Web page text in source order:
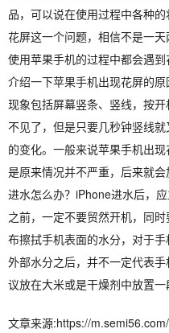
品，可以说在使用过程中各种
花屏这一个问题，相信不是一
使用苹果手机的过程中都会遇
介绍一下苹果手机出现花屏的
现象包括屏幕竖条、竖线，按
不见了，但是只要几秒钟竖线
的变化。一般来说苹果手机出
是原来情况并不严重，后来就
进水怎么办？iPhone进水后，
之前，一定不要贸然开机，同
布擦拭手机表面的水分，对于
外部水分之后，并不一定代表
议放在大米或是干燥剂中放置一
文章来源:https://